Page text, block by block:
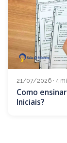
21/07/2026 · 4
Como
Iniciais?